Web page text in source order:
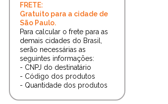
FRETE:
Gratuito para a cidade de
São Paulo.
Para calcular o frete para as
demais cidades do Brasil,
serão necessárias as
seguintes informações:
- CNPJ do destinatário
- Código dos produtos
- Quantidade dos produtos